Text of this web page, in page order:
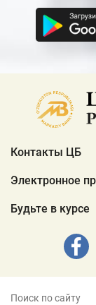
Контакты ЦБ
Электронное
Будьте в курсе
Поиск по сайту